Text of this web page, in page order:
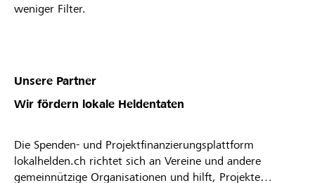
weniger Filter.
Unsere Partner
Wir fördern lokale Heldentaten
Die Spenden- und Projektfinanzierungsplattform
lokalhelden.ch richtet sich an Vereine und andere
gemeinnützige Organisationen und hilft, Projekte